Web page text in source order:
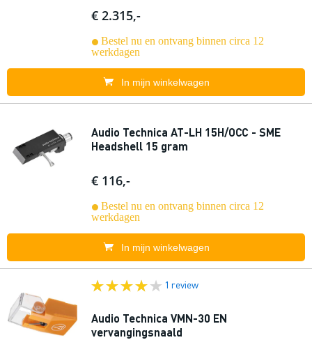
€ 2.315,-
Bestel nu en ontvang binnen circa 12
werkdagen
In mijn winkelwagen
Audio Technica AT-LH 15H/OCC - SME
Headshell 15 gram
€ 116,-
Bestel nu en ontvang binnen circa 12
werkdagen
In mijn winkelwagen
1 review
Audio Technica VMN-30 EN
vervangingsnaald